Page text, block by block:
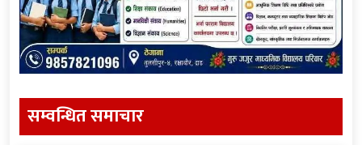
सम्वन्धित समाचार